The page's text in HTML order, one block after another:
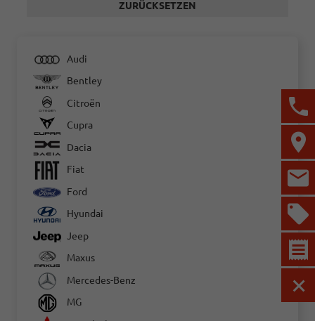
ZURÜCKSETZEN
Audi
Bentley
Citroën
Cupra
Dacia
Fiat
Ford
Hyundai
Jeep
Maxus
Mercedes-Benz
MG